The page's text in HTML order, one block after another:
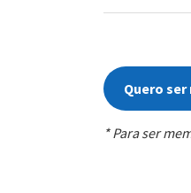
Quero
* Para ser